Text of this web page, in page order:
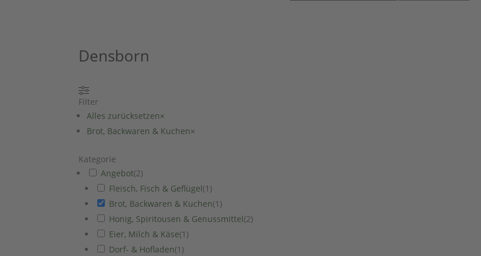
Densborn
Filter
Alles zurücksetzen×
Brot, Backwaren & Kuchen×
Kategorie
Angebot(2)
Fleisch, Fisch & Geflügel(1 )
Brot, Backwaren & Kuchen(1 )
Honig, Spiritousen & Genussmittel(2)
Eier, Milch & Käse(1 )
Dorf- & Hofladen(1 )